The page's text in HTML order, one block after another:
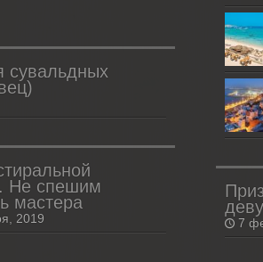
сувальдных
Не спешим
мастера
2019 7